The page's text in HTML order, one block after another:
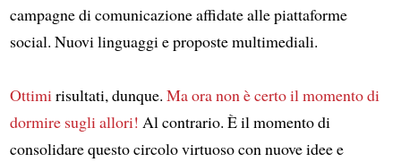
campagne di comunicazione affidate alle piattaforme
social. Nuovi linguaggi e proposte multimediali.
Ottimirisultati, dunque. Ma ora non è certo il momento di
dormire sugli allori! Al contrario. È il momento di
consolidare questo circolo virtuoso con nuove idee e